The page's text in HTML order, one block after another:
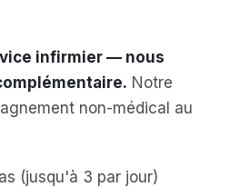
infirmier — nous
Notre
non-médical au
(jusqu'à 3 par jour)